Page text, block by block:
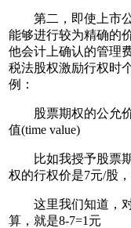
第二，即使上市公
能够进行较为精确的
他会计上确认的管理
税法股权激励行权时
例：
股票期权的公允价
值(time value)
比如我授予股票期
权的行权价是7元/股
这里我们知道，对
算，就是8-7=1元